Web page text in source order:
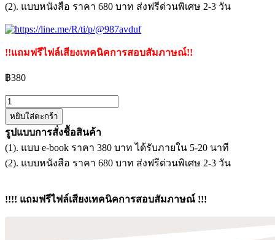
(2). แบบหนังสือ ราคา 680 บาท ส่งฟรีด่วนพิเศษ 2-3 วัน
!!แถมฟรีไฟล์เสียงเทคนิคการสอบสัมภาษณ์!!
฿380
จำนวน
แนว
ข้อสอบ
พนักงาน
ขับ
กรม
หยิบใส่ตะกร้า
รูปแบบการสั่งชื้อสินค้า
(1). แบบ e-book ราคา 380 บาท ได้รับภายใน 5-20 นาที
(2). แบบหนังสือ ราคา 680 บาท ส่งฟรีด่วนพิเศษ 2-3 วัน
!!!! แถมฟรีไฟล์เสียงเทคนิคการสอบสัมภาษณ์ !!!